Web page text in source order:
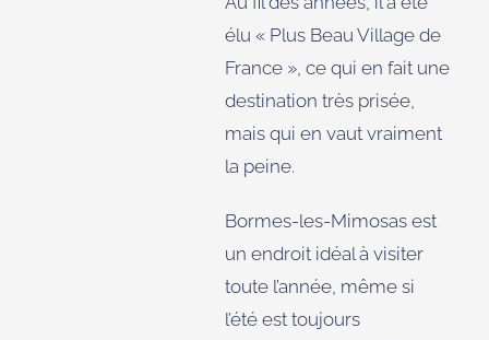
élu « Plus Beau Village de
France », ce qui en fait une
destination très prisée,
mais qui en vaut vraiment
la peine.
Bormes-les-Mimosas est
un endroit idéal à visiter
toute l’année, même si
l’été est toujours